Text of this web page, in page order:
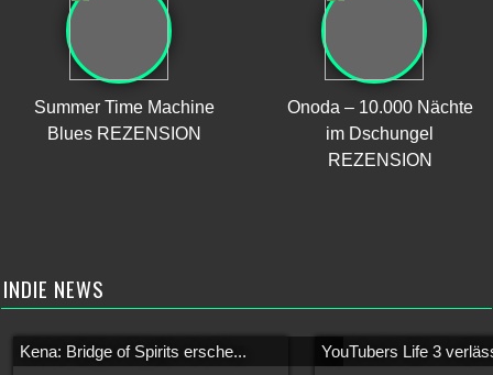
Summer Time Machine
Blues REZENSION
Onoda – 10.000 Nächte
im Dschungel
REZENSION
INDIE NEWS
Kena: Bridge of Spirits ersche... YouTubers Life 3